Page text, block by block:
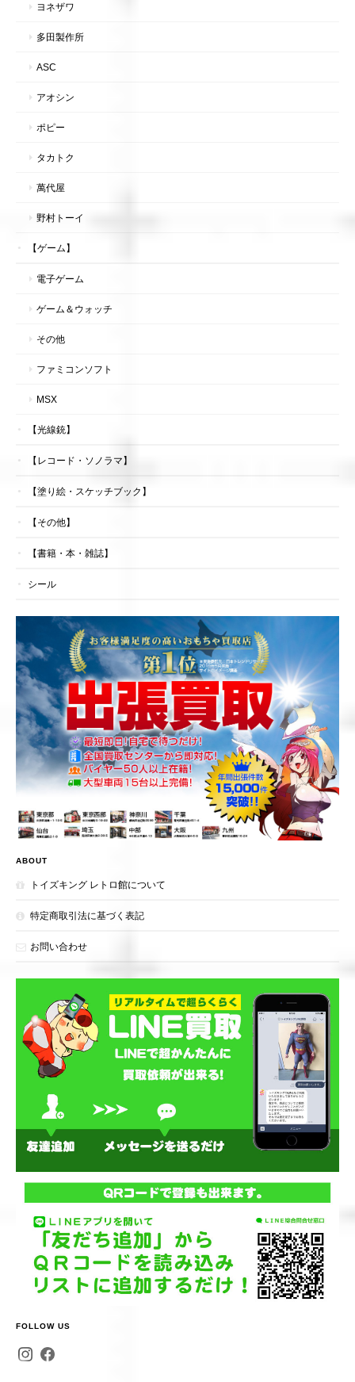
ヨネザワ
多田製作所
ASC
アオシン
ポピー
タカトク
萬代屋
野村トーイ
【ゲーム】
電子ゲーム
ゲーム＆ウォッチ
その他
ファミコンソフト
MSX
【光線銃】
【レコード・ソノラマ】
【塗り絵・スケッチブック】
【その他】
【書籍・本・雑誌】
シール
ABOUT
トイズキング レトロ館について
特定商取引法に基づく表記
お問い合わせ
FOLLOW US